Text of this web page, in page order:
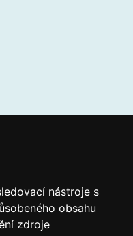
nástroje s
obsahu
zdroje